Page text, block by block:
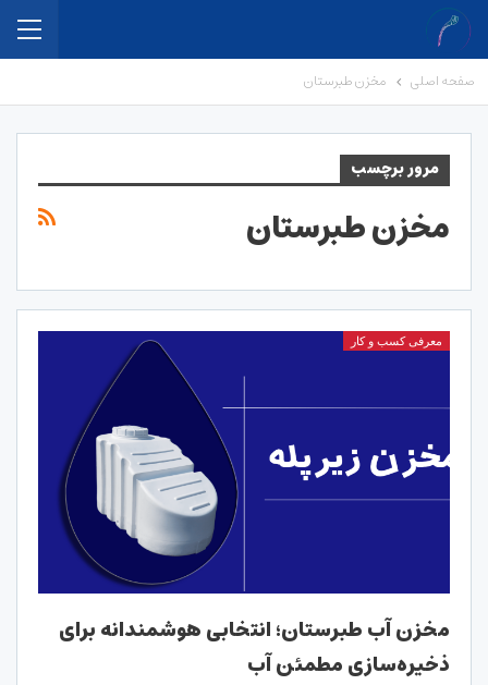
صفحه اصلی مخزن طبرستان
مرور برچسب
مخزن طبرستان
معرفی کسب و کار
مخزن آب طبرستان؛ انتخابی هوشمندانه برای
ذخیره‌سازی مطمئن آب